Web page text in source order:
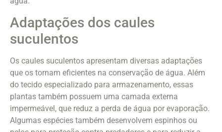
Adaptações dos caules
suculentos
Os caules suculentos apresentam diversas adaptações
que os tornam eficientes na conservação de água. Além
do tecido especializado para armazenamento, essas
plantas também possuem uma camada externa
impermeável, que reduz a perda de água por evaporação.
Algumas espécies também desenvolvem espinhos ou